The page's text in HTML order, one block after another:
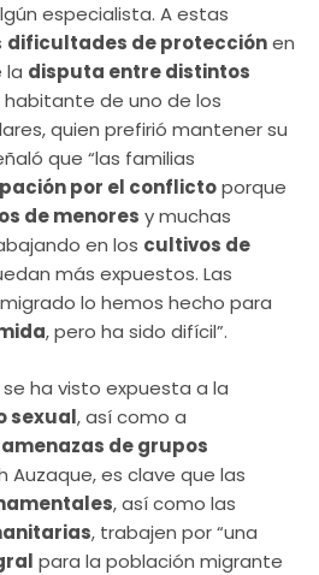
especialista. A estas
dificultades de protecciónen
la disputa entre distintos
habitante de uno de los
quien prefirió mantener su
que “las familias
por el conflictoporque
de menores y muchas
en los cultivos de
más expuestos. Las
lo hemos hecho para
, pero ha sido difícil”.
ha visto expuesta a la
sexual, así como a
amenazas de grupos
Auzaque, es clave que las
, así como las
, trabajen por “una
para la población migrante